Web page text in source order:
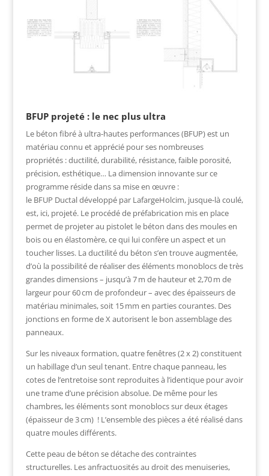
BFUP projeté : le nec plus ultra
Le béton fibré à ultra-hautes performances (BFUP) est un
matériau connu et apprécié pour ses nombreuses
propriétés : ductilité, durabilité, résistance, faible porosité,
précision, esthétique… La dimension innovante sur ce
programme réside dans sa mise en œuvre :
le BFUP Ductal développé par LafargeHolcim, jusque-là coulé,
est, ici, projeté. Le procédé de préfabrication mis en place
permet de projeter au pistolet le béton dans des moules en
bois ou en élastomère, ce qui lui confère un aspect et un
toucher lisses. La ductilité du béton s’en trouve augmentée,
d’où la possibilité de réaliser des éléments monoblocs de très
grandes dimensions – jusqu’à 7 m de hauteur et 2,70 m de
largeur pour 60 cm de profondeur – avec des épaisseurs de
matériau minimales, soit 15 mm en parties courantes. Des
jonctions en forme de X autorisent le bon assemblage des
panneaux.
Sur les niveaux formation, quatre fenêtres (2 x 2) constituent
un habillage d’un seul tenant. Entre chaque panneau, les
cotes de l’entretoise sont reproduites à l’identique pour avoir
une trame d’une précision absolue. De même pour les
chambres, les éléments sont monoblocs sur deux étages
(épaisseur de 3 cm) ! L’ensemble des pièces a été réalisé dans
quatre moules différents.
Cette peau de béton se détache des contraintes
structurelles. Les anfractuosités au droit des menuiseries,